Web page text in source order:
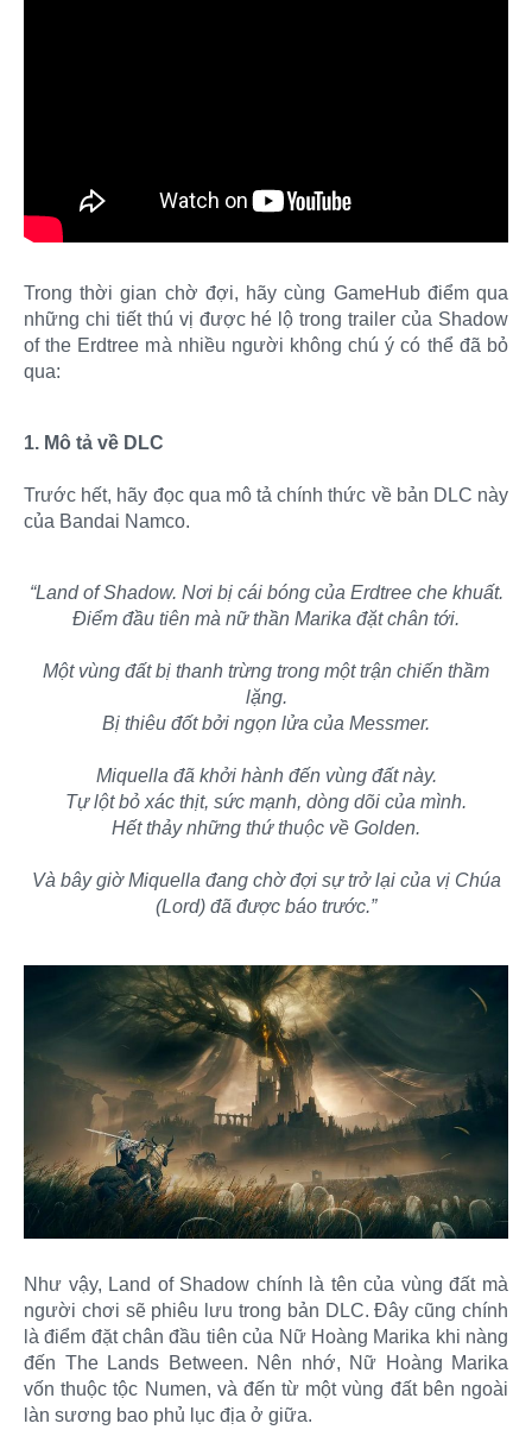
Trong thời gian chờ đợi, hãy cùng GameHub điểm qua
những chi tiết thú vị được hé lộ trong trailer của Shadow
of the Erdtree mà nhiều người không chú ý có thể đã bỏ
qua:
1. Mô tả về DLC
Trước hết, hãy đọc qua mô tả chính thức về bản DLC này
của Bandai Namco.​
“Land of Shadow. Nơi bị cái bóng của Erdtree che khuất.
Điểm đầu tiên mà nữ thần Marika đặt chân tới.
Một vùng đất bị thanh trừng trong một trận chiến thầm
lặng.
Bị thiêu đốt bởi ngọn lửa của Messmer.
Miquella đã khởi hành đến vùng đất này.
Tự lột bỏ xác thịt, sức mạnh, dòng dõi của mình.
Hết thảy những thứ thuộc về Golden.
Và bây giờ Miquella đang chờ đợi sự trở lại của vị Chúa
(Lord) đã được báo trước.”
Như vậy, Land of Shadow chính là tên của vùng đất mà
người chơi sẽ phiêu lưu trong bản DLC. Đây cũng chính
là điểm đặt chân đầu tiên của Nữ Hoàng Marika khi nàng
đến The Lands Between. Nên nhớ, Nữ Hoàng Marika
vốn thuộc tộc Numen, và đến từ một vùng đất bên ngoài
làn sương bao phủ lục địa ở giữa.